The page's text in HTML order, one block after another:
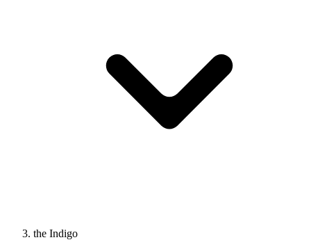
the Indigo